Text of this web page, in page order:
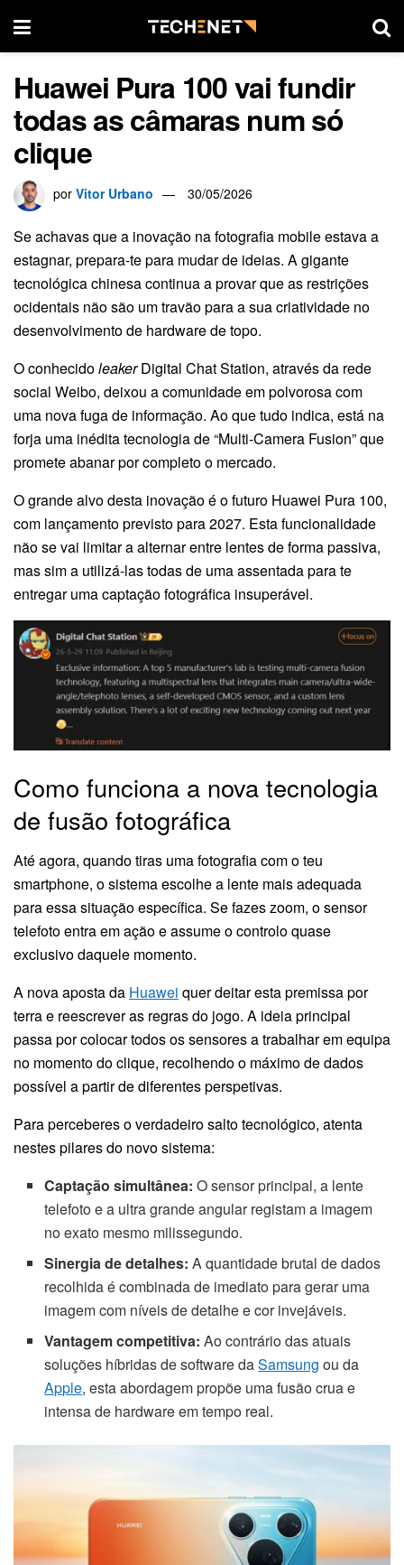
Huawei Pura 100 vai fundir
todas as câmaras num só
clique
por Vitor Urbano 30/05/2026
Se achavas que a inovação na fotografia mobile estava a
estagnar, prepara-te para mudar de ideias. A gigante
tecnológica chinesa continua a provar que as restrições
ocidentais não são um travão para a sua criatividade no
desenvolvimento de hardware de topo.
O conhecidoleakerDigital Chat Station, através da rede
social Weibo, deixou a comunidade em polvorosa com
uma nova fuga de informação. Ao que tudo indica, está na
forja uma inédita tecnologia de “Multi-Camera Fusion” que
promete abanar por completo o mercado.
O grande alvo desta inovação é o futuro Huawei Pura 100,
com lançamento previsto para 2027. Esta funcionalidade
não se vai limitar a alternar entre lentes de forma passiva,
mas sim a utilizá-las todas de uma assentada para te
entregar uma captação fotográfica insuperável.
Como funciona a nova tecnologia
de fusão fotográfica
Até agora, quando tiras uma fotografia com o teu
smartphone, o sistema escolhe a lente mais adequada
para essa situação específica. Se fazes zoom, o sensor
telefoto entra em ação e assume o controlo quase
exclusivo daquele momento.
A nova aposta da Huawei quer deitar esta premissa por
terra e reescrever as regras do jogo. A ideia principal
passa por colocar todos os sensores a trabalhar em equipa
no momento do clique, recolhendo o máximo de dados
possível a partir de diferentes perspetivas.
Para perceberes o verdadeiro salto tecnológico, atenta
nestes pilares do novo sistema:
Captação simultânea: O sensor principal, a lente
telefoto e a ultra grande angular registam a imagem
no exato mesmo milissegundo.
Sinergia de detalhes: A quantidade brutal de dados
recolhida é combinada de imediato para gerar uma
imagem com níveis de detalhe e cor invejáveis.
Vantagem competitiva: Ao contrário das atuais
soluções híbridas de software daSamsung ou da
Apple, esta abordagem propõe uma fusão crua e
intensa de hardware em tempo real.